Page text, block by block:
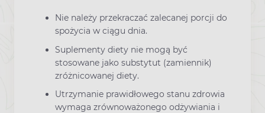
Nie należy przekraczać zalecanej porcji do
spożycia w ciągu dnia.
Suplementy diety nie mogą być
stosowane jako substytut (zamiennik)
zróżnicowanej diety.
Utrzymanie prawidłowego stanu zdrowia
wymaga zrównoważonego odżywiania i